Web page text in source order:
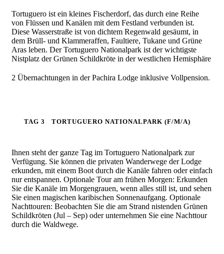
Tortuguero ist ein kleines Fischerdorf, das durch eine Reihe
von Flüssen und Kanälen mit dem Festland verbunden ist.
Diese Wasserstraße ist von dichtem Regenwald gesäumt, in
dem Brüll- und Klammeraffen, Faultiere, Tukane und Grüne
Aras leben. Der Tortuguero Nationalpark ist der wichtigste
Nistplatz der Grünen Schildkröte in der westlichen Hemisphäre
2 Übernachtungen in der Pachira Lodge inklusive Vollpension.
TAG 3 TORTUGUERO NATIONALPARK (F/M/A)
Ihnen steht der ganze Tag im Tortuguero Nationalpark zur
Verfügung. Sie können die privaten Wanderwege der Lodge
erkunden, mit einem Boot durch die Kanäle fahren oder einfach
nur entspannen. Optionale Tour am frühen Morgen: Erkunden
Sie die Kanäle im Morgengrauen, wenn alles still ist, und sehen
Sie einen magischen karibischen Sonnenaufgang. Optionale
Nachttouren: Beobachten Sie die am Strand nistenden Grünen
Schildkröten (Jul – Sep) oder unternehmen Sie eine Nachttour
durch die Waldwege.